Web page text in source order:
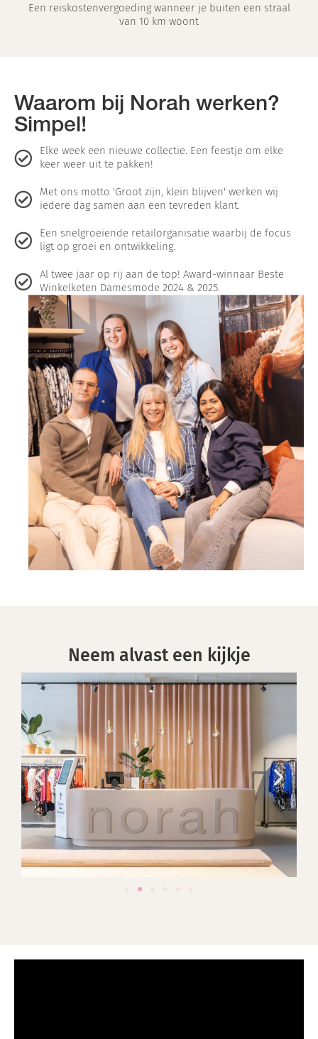
Een reiskostenvergoeding wanneer je buiten een straal
van 10 km woont
Waarom bij Norah werken?
Simpel!
Elke week een nieuwe collectie. Een feestje om elke
keer weer uit te pakken!
Met ons motto 'Groot zijn, klein blijven' werken wij
iedere dag samen aan een tevreden klant.
Een snelgroeiende retailorganisatie waarbij de focus
ligt op groei en ontwikkeling.
Al twee jaar op rij aan de top! Award-winnaar Beste
Winkelketen Damesmode 2024 & 2025.
Neem alvast een kijkje